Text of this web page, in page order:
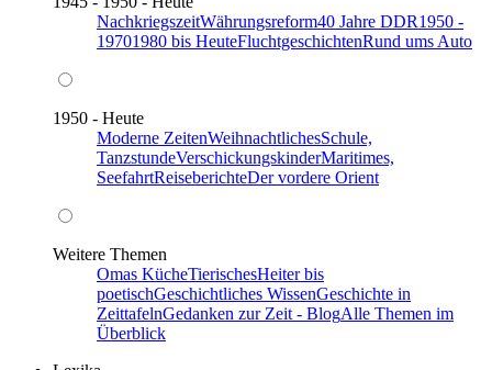
NachkriegszeitWährungsreform40 Jahre DDR1950 -
19701980 bis HeuteFluchtgeschichtenRund ums Auto
1950 - Heute
Moderne ZeitenWeihnachtlichesSchule,
TanzstundeVerschickungskinderMaritimes,
SeefahrtReiseberichteDer vordere Orient
Weitere Themen
Omas KücheTierischesHeiter bis
poetischGeschichtliches WissenGeschichte in
ZeittafelnGedanken zur Zeit - BlogAlle Themen im
Überblick